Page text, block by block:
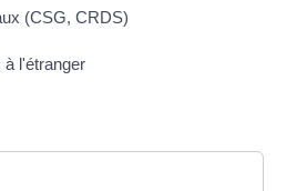
(CSG, CRDS)
à l'étranger